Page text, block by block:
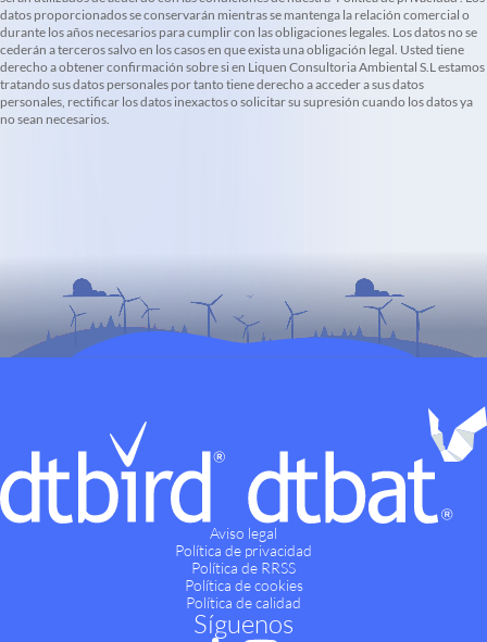
datos proporcionados se conservarán mientras se mantenga la relación comercial o
durante los años necesarios para cumplir con las obligaciones legales. Los datos no se
cederán a terceros salvo en los casos en que exista una obligación legal. Usted tiene
derecho a obtener confirmación sobre si en Liquen Consultoria Ambiental S.L estamos
tratando sus datos personales por tanto tiene derecho a acceder a sus datos
personales, rectificar los datos inexactos o solicitar su supresión cuando los datos ya
no sean necesarios.
Aviso legal
Política de privacidad
Política de RRSS
Política de cookies
Política de calidad
Síguenos